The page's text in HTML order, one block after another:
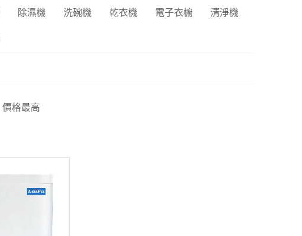
除濕機 洗碗機 乾衣機 電子衣櫥 清淨機
價格最高